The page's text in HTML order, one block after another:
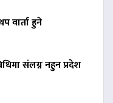
वार्ता हुने
संलग्न नहुन प्रदेश